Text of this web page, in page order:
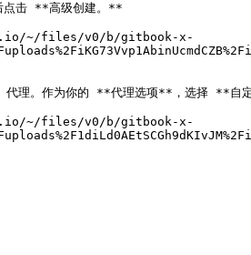
点击 **高级创建。**
~/files/v0/b/gitbook-x-
理。作为你的 **代理选项**，选择 **自
~/files/v0/b/gitbook-x-